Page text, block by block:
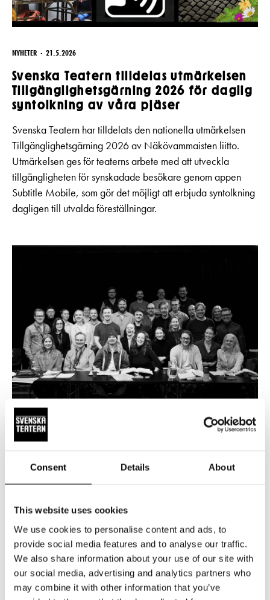
Consent Details About
This website uses cookies
We use cookies to personalise content and ads, to
provide social media features and to analyse our traffic.
We also share information about your use of our site with
our social media, advertising and analytics partners who
may combine it with other information that you’ve
NYHETER 21.5.2026
Svenska Teatern tilldelas utmärkelsen
Tillgänglighetsgärning 2026 för daglig
syntolkning av våra pjäser
Svenska Teatern har tilldelats den nationella utmärkelsen
Tillgänglighetsgärning 2026 av Näkövammaisten liitto.
Utmärkelsen ges för teaterns arbete med att utveckla
tillgängligheten för synskadade besökare genom appen
Subtitle Mobile, som gör det möjligt att erbjuda syntolkning
dagligen till utvalda föreställningar.
NYHETER
Änglagård – biljetterna till våren 2027
släpps 19 maj
Intresset för höstens stora musikal Änglagård är enormt.
Hittills har 20 000 biljetter bokats och sålts. Repetitionerna
är i full gång, och glädjen i ensemblen är påtaglig – nu
växer föreställningen fram dag för dag. Änglagård har
premiär den 17 september 2026. Tisdagen den 19.5 kl 12
släpper vi biljetterna till föreställningarna 2027.